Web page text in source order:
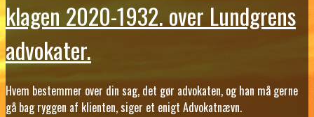
klagen 2020-1932. over Lundgrens
advokater.
Hvem bestemmer over din sag, det gør advokaten, og han må gerne
gå bag ryggen af klienten, siger et enigt Advokatnævn.